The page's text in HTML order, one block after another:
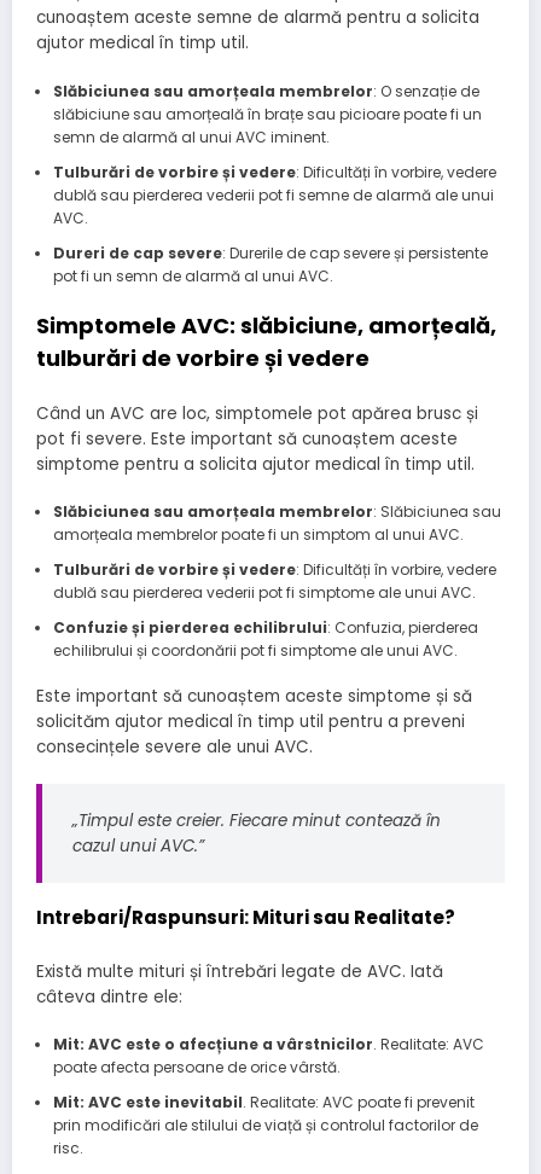
cunoaștem aceste semne de alarmă pentru a solicita
ajutor medical în timp util.
Slăbiciunea sau amorțeala membrelor: O senzație de
slăbiciune sau amorțeală în brațe sau picioare poate fi un
semn de alarmă al unui AVC iminent.
Tulburări de vorbire și vedere: Dificultăți în vorbire, vedere
dublă sau pierderea vederii pot fi semne de alarmă ale unui
AVC.
Dureri de cap severe: Durerile de cap severe și persistente
pot fi un semn de alarmă al unui AVC.
Simptomele AVC: slăbiciune, amorțeală,
tulburări de vorbire și vedere
Când un AVC are loc, simptomele pot apărea brusc și
pot fi severe. Este important să cunoaștem aceste
simptome pentru a solicita ajutor medical în timp util.
Slăbiciunea sau amorțeala membrelor: Slăbiciunea sau
amorțeala membrelor poate fi un simptom al unui AVC.
Tulburări de vorbire și vedere: Dificultăți în vorbire, vedere
dublă sau pierderea vederii pot fi simptome ale unui AVC.
Confuzie și pierderea echilibrului: Confuzia, pierderea
echilibrului și coordonării pot fi simptome ale unui AVC.
Este important să cunoaștem aceste simptome și să
solicităm ajutor medical în timp util pentru a preveni
consecințele severe ale unui AVC.
„Timpul este creier. Fiecare minut contează în
cazul unui AVC.”
Intrebari/Raspunsuri: Mituri sau Realitate?
Există multe mituri și întrebări legate de AVC. Iată
câteva dintre ele:
Mit: AVC este o afecțiune a vârstnicilor. Realitate: AVC
poate afecta persoane de orice vârstă.
Mit: AVC este inevitabil. Realitate: AVC poate fi prevenit
prin modificări ale stilului de viață și controlul factorilor de
risc.